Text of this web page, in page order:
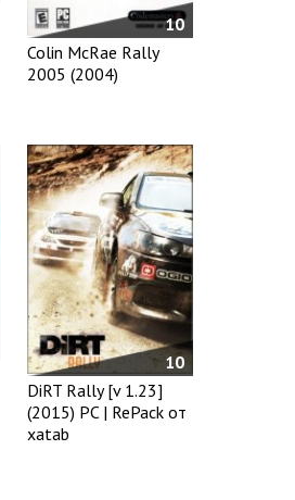
10
Colin McRae Rally
2005 (2004)
10
DiRT Rally [v 1.23]
(2015) PC | RePack от
xatab